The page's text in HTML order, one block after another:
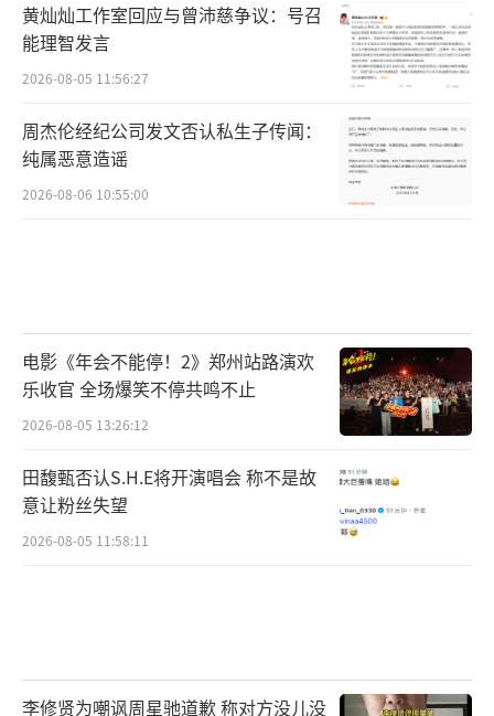
黄灿灿工作室回应与曾沛慈争议：号召
能理智发言
2026-08-05 11:56:27
周杰伦经纪公司发文否认私生子传闻：
纯属恶意造谣
2026-08-06 10:55:00
电影《年会不能停！2》郑州站路演欢
乐收官 全场爆笑不停共鸣不止
2026-08-05 13:26:12
田馥甄否认S.H.E将开演唱会 称不是故
意让粉丝失望
2026-08-05 11:58:11
李修贤为嘲讽周星驰道歉 称对方没儿没